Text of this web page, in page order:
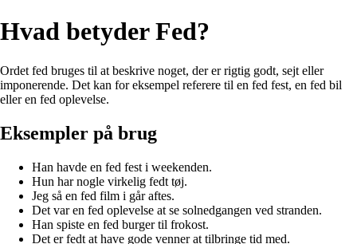
Hvad betyder Fed?
Ordet fed bruges til at beskrive noget, der er rigtig godt, sejt eller
imponerende. Det kan for eksempel referere til en fed fest, en fed bil
eller en fed oplevelse.
Eksempler på brug
Han havde en fed fest i weekenden.
Hun har nogle virkelig fedt tøj.
Jeg så en fed film i går aftes.
Det var en fed oplevelse at se solnedgangen ved stranden.
Han spiste en fed burger til frokost.
Det er fedt at have gode venner at tilbringe tid med.